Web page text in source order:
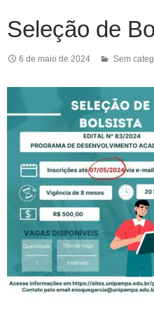
Seleção de
6 de maio de 2024 Sem